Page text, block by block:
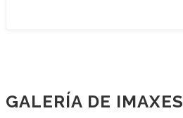
GALERÍA DE IMAXES